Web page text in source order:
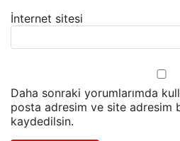
İnternet sitesi
Daha sonraki yorumlarımda
posta adresim ve site adresim
kaydedilsin.